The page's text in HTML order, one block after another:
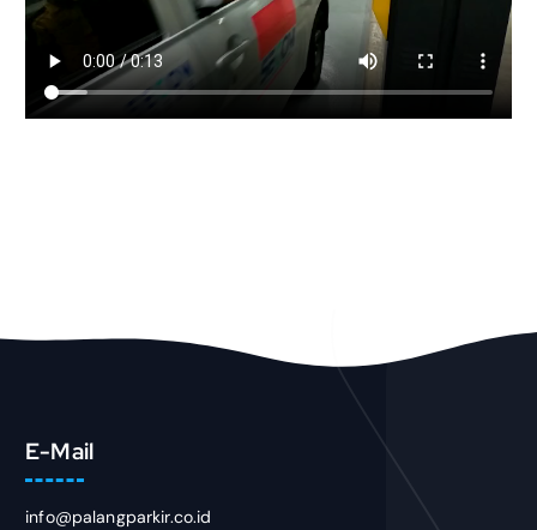
E-Mail
info@palangparkir.co.id